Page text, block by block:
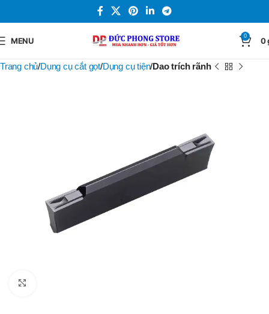
MENU 0 0
Trang chủ Dụng cụ cắt gọt Dụng cụ tiện Dao trích rãnh